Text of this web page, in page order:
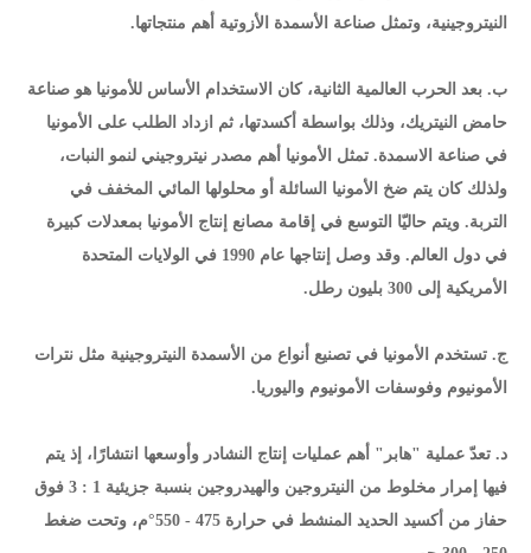
النيتروجينية، وتمثل صناعة الأسمدة الأزوتية أهم منتجاتها.
ب. بعد الحرب العالمية الثانية، كان الاستخدام الأساس للأمونيا هو صناعة
حامض النيتريك، وذلك بواسطة أكسدتها، ثم ازداد الطلب على الأمونيا
في صناعة الاسمدة. تمثل الأمونيا أهم مصدر نيتروجيني لنمو النبات،
ولذلك كان يتم ضخ الأمونيا السائلة أو محلولها المائي المخفف في
التربة. ويتم حاليّا التوسع في إقامة مصانع إنتاج الأمونيا بمعدلات كبيرة
في دول العالم. وقد وصل إنتاجها عام 1990 في الولايات المتحدة
الأمريكية إلى 300 بليون رطل.
ج. تستخدم الأمونيا في تصنيع أنواع من الأسمدة النيتروجينية مثل نترات
الأمونيوم وفوسفات الأمونيوم واليوريا.
د. تعدّ عملية "هابر" أهم عمليات إنتاج النشادر وأوسعها انتشارًا، إذ يتم
فيها إمرار مخلوط من النيتروجين والهيدروجين بنسبة جزيئية 1 : 3 فوق
حفاز من أكسيد الحديد المنشط في حرارة 475 - 550°م، وتحت ضغط